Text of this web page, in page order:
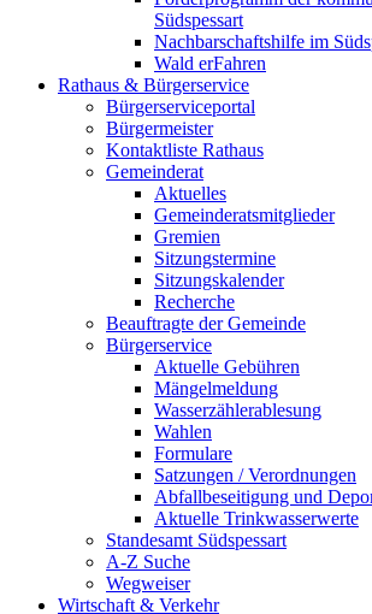
Südspessart
Nachbarschaftshilfe im
Wald erFahren
Rathaus & Bürgerservice
Bürgerserviceportal
Bürgermeister
Kontaktliste Rathaus
Gemeinderat
Aktuelles
Gemeinderatsmitglieder
Gremien
Sitzungstermine
Sitzungskalender
Recherche
Beauftragte der Gemeinde
Bürgerservice
Aktuelle Gebühren
Mängelmeldung
Wasserzählerablesung
Wahlen
Formulare
Satzungen / Verordnungen
Abfallbeseitigung und
Aktuelle Trinkwasserwerte
Standesamt Südspessart
A-Z Suche
Wegweiser
Wirtschaft & Verkehr